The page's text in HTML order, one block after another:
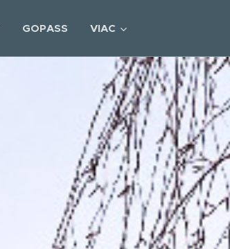
GOPASS VIAC